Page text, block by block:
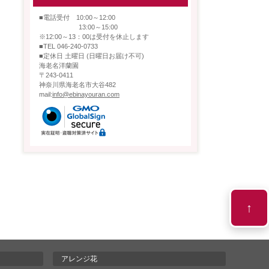
■電話受付 10:00～12:00
13:00～15:00
※12:00～13：00は受付を休止します
■TEL 046-240-0733
■定休日 土曜日 (日曜日お届け不可)
海老名洋蘭園
〒243-0411
神奈川県海老名市大谷482
mail:info@ebinayouran.com
↑
アレンジ花